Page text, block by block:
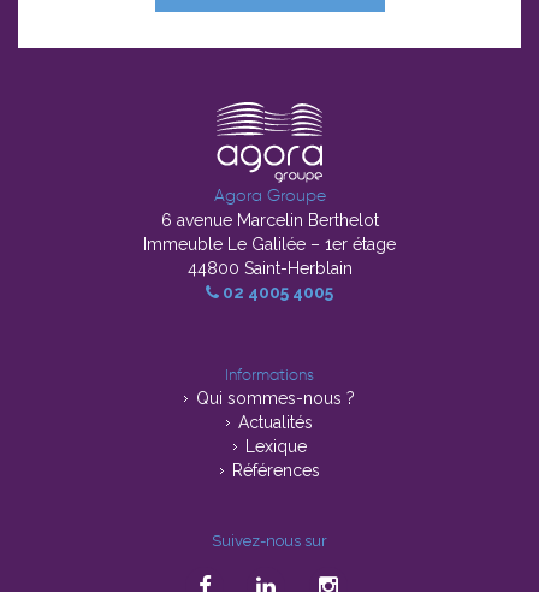
Agora Groupe
6 avenue Marcelin Berthelot
Immeuble Le Galilée – 1er étage
44800 Saint-Herblain
02 4005 4005
Informations
Qui sommes-nous ?
Actualités
Lexique
Références
Suivez-nous sur